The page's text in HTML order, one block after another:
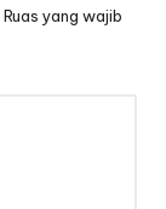
Ruas yang wajib